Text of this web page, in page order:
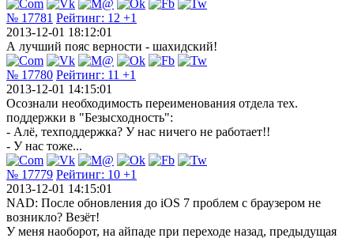
№ 17781 Рейтинг: 12 +1
2013-12-01 18:12:01
А лучший пояс верности - шахидский!
№ 17780 Рейтинг: 11 +1
2013-12-01 14:15:01
Осознали необходимость переименования отдела тех.
поддержки в "Безысходность":
- Алё, техподдержка? У нас ничего не работает!!
- У нас тоже...
№ 17779 Рейтинг: 10 +1
2013-12-01 14:15:01
NAD: После обновления до iOS 7 проблем с браузером не
возникло? Везёт!
У меня наоборот, на айпаде при переходе назад, предыдущая